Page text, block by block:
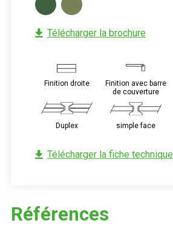
Télécharger la brochure
Image
Finition droite
Image
Finition avec barre
de couverture
Image
Duplex
Image
simple face
Télécharger la fiche technique
Références